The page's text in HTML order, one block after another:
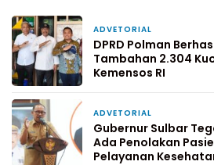
ADVETORIAL
DPRD Polman
Tambahan 2.304
Kemensos RI
ADVETORIAL
Gubernur Sulbar
Ada Penolakan
Pelayanan